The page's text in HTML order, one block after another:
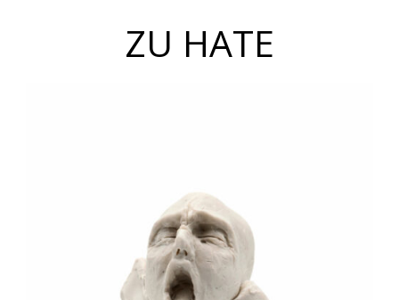
ZU HATE